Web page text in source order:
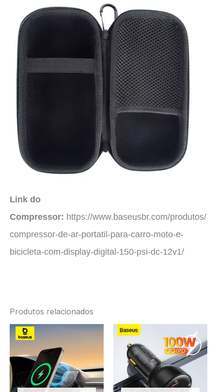
Link do
Compressor: https://www.baseusbr.com/produtos/
compressor-de-ar-portatil-para-carro-moto-e-
bicicleta-com-display-digital-150-psi-dc-12v1/
Produtos relacionados